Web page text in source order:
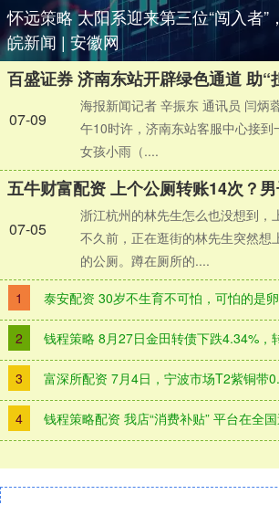
怀远策略 太阳系迎来第三位“闯入者”
皖新闻 | 安徽网
海报新闻记者 辛振东 通讯员 闫炳
午10时许，济南东站客服中心接到
女孩小雨（....
07-09
浙江杭州的林先生怎么也没想到
不久前，正在逛街的林先生突然想
的公厕。蹲在厕所的....
07-05
1 泰安配资 30岁不生育不可怕，可怕的是卵巢早衰你还不知
2 钱程策略 8月27日金田转债下跌4.34%，
3 富深所配资 7月4日，宁波市场T2紫铜带0.4*300mm价格84370元/吨，
4 钱程策略配资 我店“消费补贴” 平台在全国遍地开花，和云某惠有